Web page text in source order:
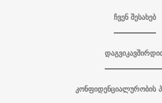
ჩვენ შესახებ
კონფიდენციალურობის